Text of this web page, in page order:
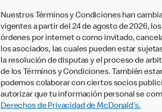
Nuestros Términos y Condiciones han
vigentes a partir del 24 de agosto de 2026,
órdenes por internet o como invitado,
los asociados, las cuales pueden estar
la resolución de disputas y el proceso de
de los Términos y Condiciones. También
podemos colaborar con ciertos socios
autorizar que tu información personal se
Derechos de Privacidad de McDonald’s.